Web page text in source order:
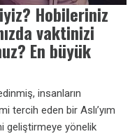
Hobileriniz
vaktinizi
En büyük
insanların
tercih eden bir Aslı’yım
geliştirmeye yönelik